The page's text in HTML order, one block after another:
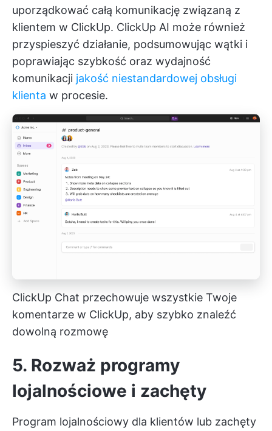
uporządkować całą komunikację związaną z
klientem w ClickUp. ClickUp AI może również
przyspieszyć działanie, podsumowując wątki i
poprawiając szybkość oraz wydajność
komunikacji jakość niestandardowej obsługi
klienta w procesie.
ClickUp Chat przechowuje wszystkie Twoje
komentarze w ClickUp, aby szybko znaleźć
dowolną rozmowę
5. Rozważ programy
lojalnościowe i zachęty
Program lojalnościowy dla klientów lub zachęty